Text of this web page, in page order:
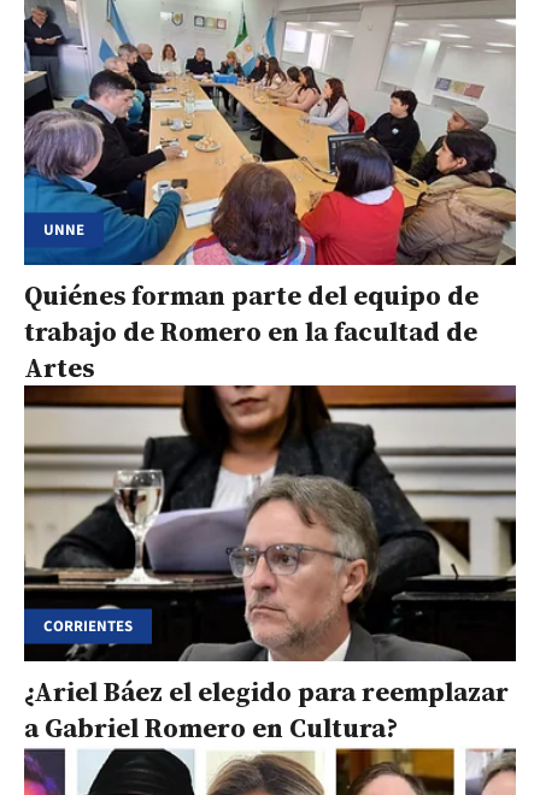
UNNE
Quiénes forman parte del equipo de
trabajo de Romero en la facultad de
Artes
CORRIENTES
¿Ariel Báez el elegido para reemplazar
a Gabriel Romero en Cultura?